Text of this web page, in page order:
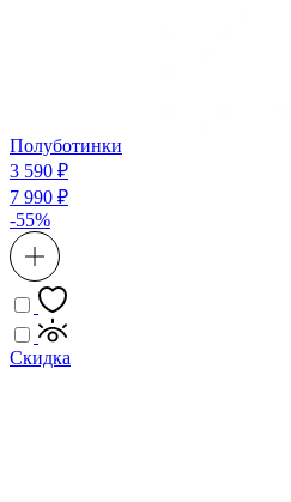
Полуботинки
3 590 ₽
7 990 ₽
-55%
Скидка